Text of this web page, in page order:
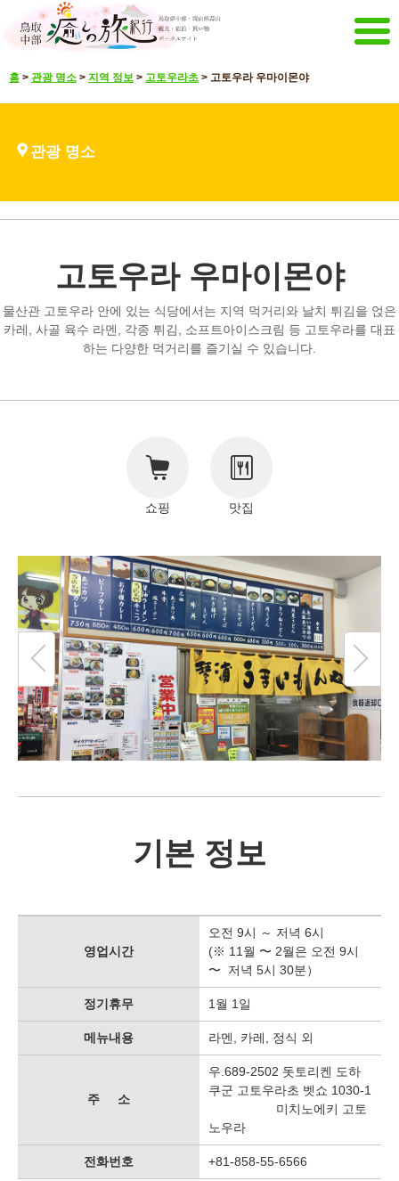
홈 이벤트 캠페인
볼거리 영상
매거진&팜플렛
기타 메뉴
돗토리 중부 관광 추진기구 문의
홈 > 관광 명소 > 지역 정보 > 고토우라초 > 고토우라 우마이몬야
관광 명소
고토우라 우마이몬야
물산관 고토우라 안에 있는 식당에서는 지역 먹거리와 날치 튀김을 얹은
카레, 사골 육수 라멘, 각종 튀김, 소프트아이스크림 등 고토우라를 대표
하는 다양한 먹거리를 즐기실 수 있습니다.
쇼핑 맛집
기본 정보
영업시간
오전 9시 ～ 저녁 6시
(※ 11월 〜 2월은 오전 9시
〜 저녁 5시 30분）
정기휴무 1월 1일
메뉴내용 라멘, 카레, 정식 외
주 소
우.689-2502 돗토리켄 도하
쿠군 고토우라초 벳쇼 1030-1
미치노에키 고토
노우라
전화번호 +81-858-55-6566